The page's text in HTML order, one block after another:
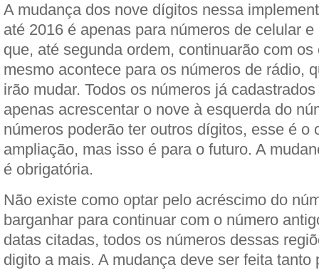
A mudança dos nove dígitos nessa
até 2016 é apenas para números de celular
que, até segunda ordem, continuarão com
mesmo acontece para os números de rádio,
irão mudar. Todos os números já
apenas acrescentar o nove à esquerda do
números poderão ter outros dígitos, esse é o
ampliação, mas isso é para o futuro. A
é obrigatória.
Não existe como optar pelo acréscimo do
barganhar para continuar com o número
datas citadas, todos os números dessas
digito a mais. A mudança deve ser feita tanto